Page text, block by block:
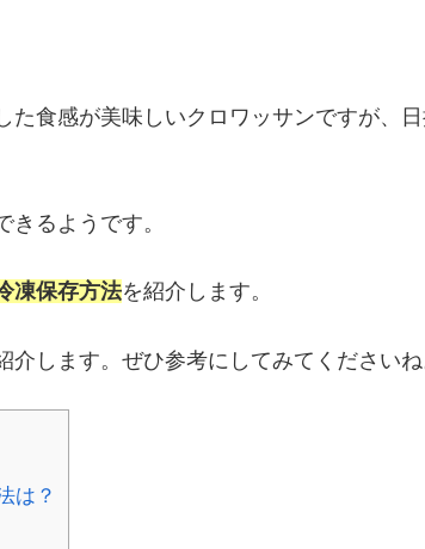
食感が美味しいクロワッサンですが、
るようです。
凍保存方法を紹介します。
介します。ぜひ参考にしてみてくださいね
は？